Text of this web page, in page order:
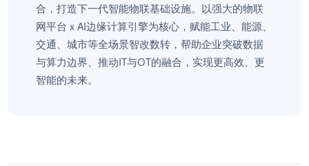
合，打造下一代智能物联基础设施。以强大的物联
网平台ｘAI边缘计算引擎为核心，赋能工业、能源、
交通、城市等全场景智改数转，帮助企业突破数据
与算力边界、推动IT与OT的融合，实现更高效、更
智能的未来。